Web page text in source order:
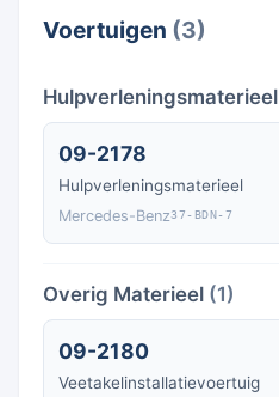
Voertuigen (3)
Hulpverleningsmaterieel
09-2178
Hulpverleningsmaterieel
Mercedes-Benz37-BDN-7
Overig Materieel (1)
09-2180
Veetakelinstallatievoertuig